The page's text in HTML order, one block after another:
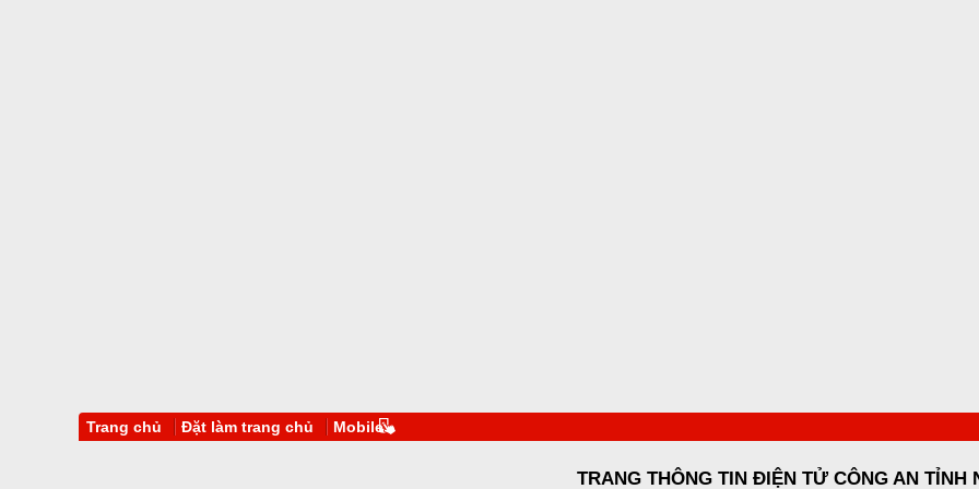
Trang chủ Đặt làm trang chủ Mobile
TRANG THÔNG TIN ĐIỆN TỬ CÔNG AN TỈNH